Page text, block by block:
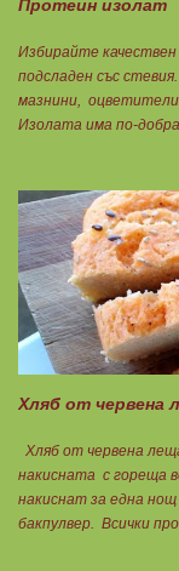
Протеин изолат
Избирайте
подсладен със
мазнини,
Изолата има по-добра
филтрация при
и по този начин се
вода, подуване на
Хляб от червена
Хляб от червена
накисната с гореща
накиснат за една нощ
бакпулвер. Всички